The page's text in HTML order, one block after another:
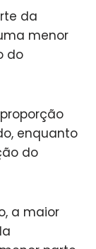
da
menor
do
enquanto
do
a maior